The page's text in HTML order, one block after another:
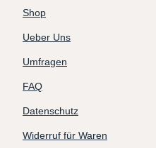
Shop
Ueber Uns
Umfragen
FAQ
Datenschutz
Widerruf für Waren